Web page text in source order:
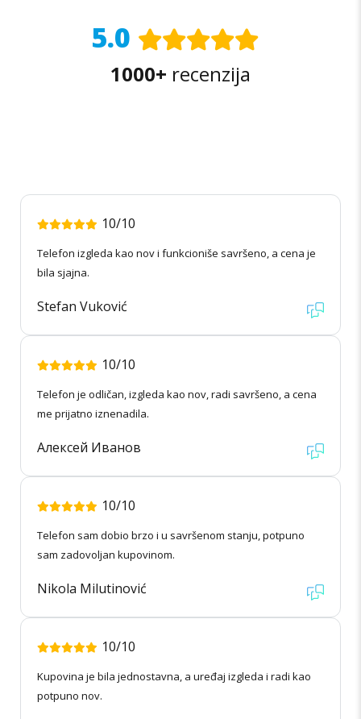
5.0
1000+ recenzija
10/10
Telefon izgleda kao nov i funkcioniše savršeno, a cena je
bila sjajna.
Stefan Vuković
10/10
Telefon je odličan, izgleda kao nov, radi savršeno, a cena
me prijatno iznenadila.
Алексей Иванов
10/10
Telefon sam dobio brzo i u savršenom stanju, potpuno
sam zadovoljan kupovinom.
Nikola Milutinović
10/10
Kupovina je bila jednostavna, a uređaj izgleda i radi kao
potpuno nov.